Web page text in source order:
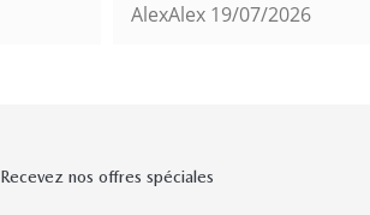
AlexAlex 19/07/2026
Recevez nos offres spéciales